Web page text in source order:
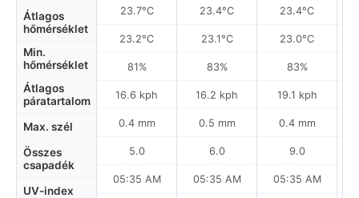
Átlagos
hőmérséklet
Min.
hőmérséklet
Átlagos
páratartalom
Max. szél
Összes
csapadék
UV-index
23.7°C
23.2°C
81%
16.6 kph
0.4 mm
5.0
05:35 AM
23.4°C
23.1°C
83%
16.2 kph
0.5 mm
6.0
05:35 AM
23.4°C
23.0°C
83%
19.1 kph
0.4 mm
9.0
05:35 AM